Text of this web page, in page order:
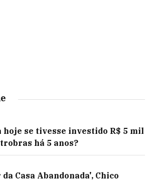
hoje se tivesse investido R$ 5 mil
há 5 anos?
Casa Abandonada', Chico